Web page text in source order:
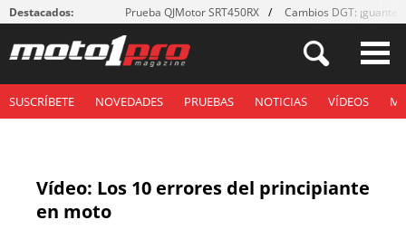
Destacados: Prueba QJMotor SRT450RX Cambios DGT: ¡guantes!
SUSCRÍBETE NOVEDADES PRUEBAS NOTICIAS VÍDEOS
Vídeo: Los 10 errores del principiante
en moto